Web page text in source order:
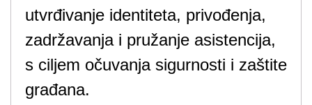
utvrđivanje identiteta, privođenja,
zadržavanja i pružanje asistencija,
s ciljem očuvanja sigurnosti i zaštite
građana.